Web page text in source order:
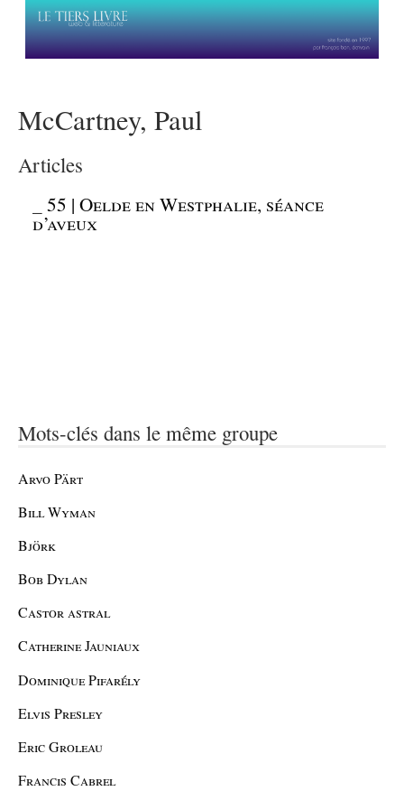
McCartney, Paul
Articles
_55 | Oelde en Westphalie, séance
d’aveux
Mots-clés dans le même groupe
Arvo Pärt
Bill Wyman
Björk
Bob Dylan
Castor astral
Catherine Jauniaux
Dominique Pifarély
Elvis Presley
Eric Groleau
Francis Cabrel